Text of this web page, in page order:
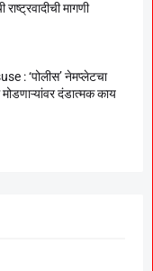
राष्ट्रवादीची मागणी
: ‘पोलीस’ नेमप्लेटचा
दंडात्मक काय